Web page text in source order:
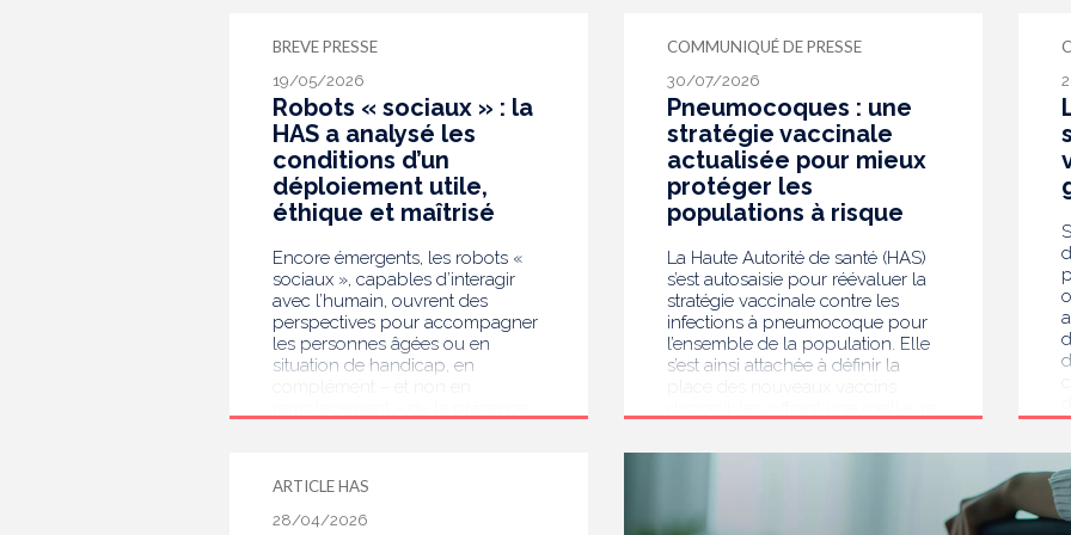
BREVE PRESSE
19/05/2026
Robots « sociaux » : la
HAS a analysé les
conditions d’un
déploiement utile,
éthique et maîtrisé
Encore émergents, les robots «
sociaux », capables d’interagir
avec l’humain, ouvrent des
perspectives pour accompagner
les personnes âgées ou en
situation de handicap, en
nouvelle analyse prospective du
système de santé qu'elle adresse
COMMUNIQUÉ DE PRESSE
30/07/2026
Pneumocoques : une
stratégie vaccinale
actualisée pour mieux
protéger les
populations à risque
La Haute Autorité de santé (HAS)
s’est autosaisie pour réévaluer la
stratégie vaccinale contre les
infections à pneumocoque pour
l’ensemble de la population. Elle
s’est ainsi attachée à définir la
d’évolution des infections et des
recommande désormais
ARTICLE HAS
28/04/2026